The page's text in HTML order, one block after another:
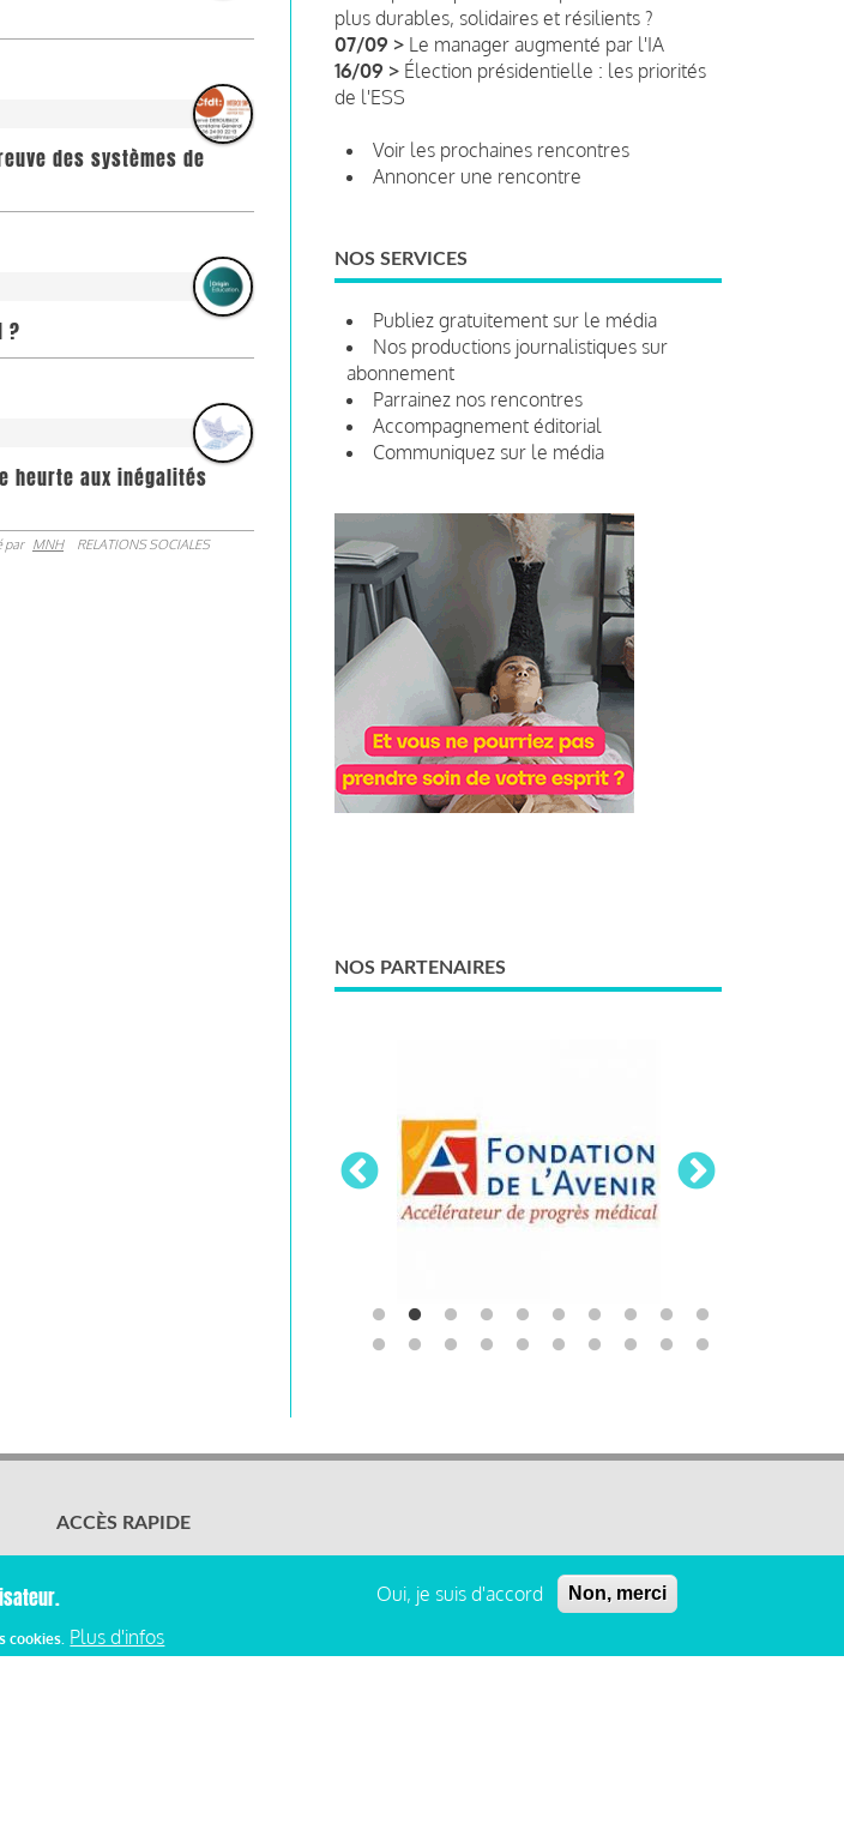
des systèmes de
?
heurte aux inégalités
par MNH RELATIONS SOCIALES
plus durables, solidaires et résilients ?
07/09 > Le manager augmenté par l'IA
16/09 > Élection présidentielle : les priorités
de l'ESS
Voir les prochaines rencontres
Annoncer une rencontre
NOS SERVICES
Publiez gratuitement sur le média
Nos productions journalistiques sur
abonnement
Parrainez nos rencontres
Accompagnement éditorial
Communiquez sur le média
NOS PARTENAIRES
ACCÈS RAPIDE
cookies. Plus d'infos
Oui, je suis d'accord Non, merci